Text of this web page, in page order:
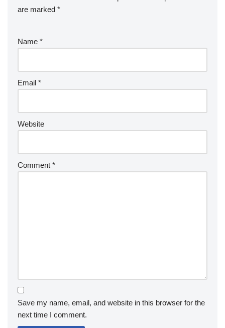
are marked *
Name *
Email *
Website
Comment *
Save my name, email, and website in this browser for the
next time I comment.